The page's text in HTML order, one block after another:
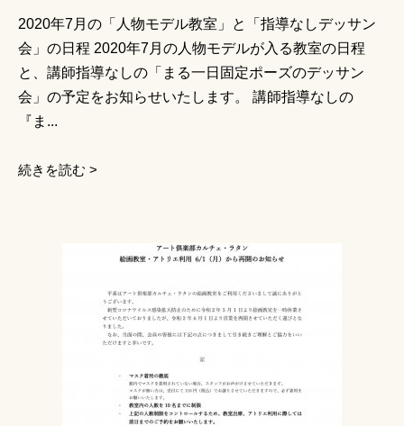
2020年7月の「人物モデル教室」と「指導なしデッサン
会」の日程 2020年7月の人物モデルが入る教室の日程
と、講師指導なしの「まる一日固定ポーズのデッサン
会」の予定をお知らせいたします。 講師指導なしの
『ま...
続きを読む >